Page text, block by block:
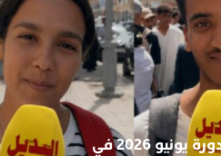
نطلاق امتحانات البكالوريا دورة يونيو 2026 في